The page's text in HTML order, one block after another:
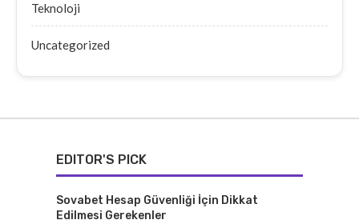
Teknoloji
Uncategorized
EDITOR'S PICK
Sovabet Hesap Güvenliği İçin Dikkat
Edilmesi Gerekenler